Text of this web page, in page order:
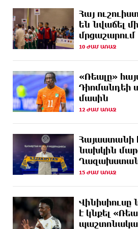
ԱՌԱՋ
Երևանյան լճում
աշխատանքներ
12 ԺԱՄ
ԱՌԱՋ
Իտալական Սիցիլիա կղզում
հրաբուխը
12 ԺԱՄ
ԱՌԱՋ
Պայթյուն՝ Իրանում․
վիրավորների մասին
12 ԺԱՄ
ԱՌԱՋ
«Ռեալը» հայտարարել է
մասին
13 ԺԱՄ
Վանաձորում բшխվել են
«Toyota Camry»-ն
13 ԺԱՄ
ԱՌԱՋ
Մասկը մերժել է Կիևի
Starlink-ը Ռուսաստանի դեմ
13 ԺԱՄ
Երևանում և մարզերում
ընդհատումներ կլինեն
Հայ
են նվաճել
մրցաշարում
10 ԺԱՄ ԱՌԱՋ
«Ռեալը»
Դիոմանդեի
մասին
12 ԺԱՄ ԱՌԱՋ
Հայաստանի
նախկին
15 ԺԱՄ ԱՌԱՋ
Վինիսիուսը
է կնքել